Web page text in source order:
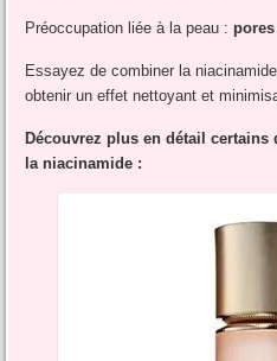
Préoccupation liée à la peau :
Essayez de combiner la
obtenir un effet nettoyant et
Découvrez plus en détail
la niacinamide :